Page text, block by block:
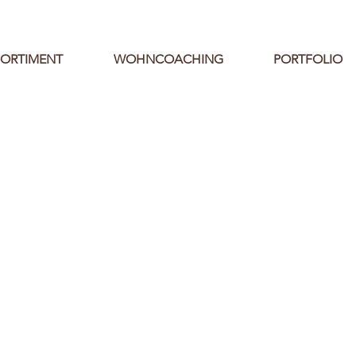
WOHNCOACHING PORTFOLIO